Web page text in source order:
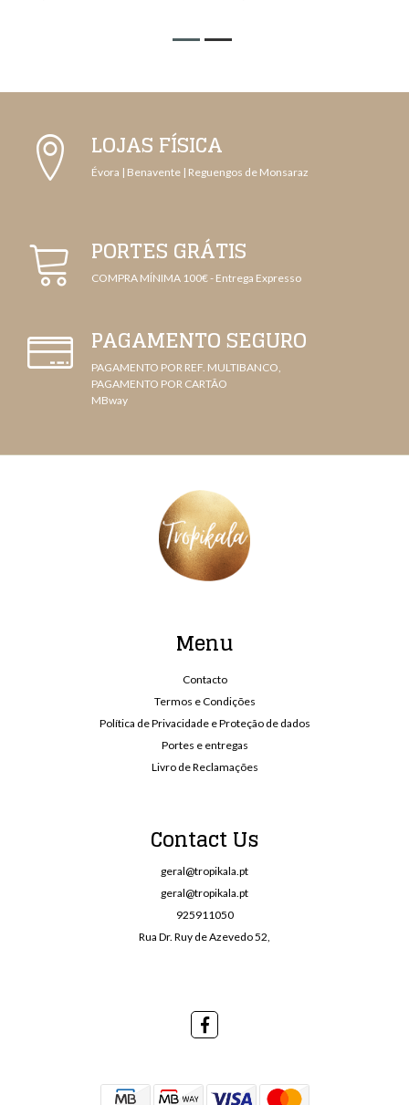
LOJAS FÍSICA
Évora | Benavente | Reguengos de Monsaraz
PORTES GRÁTIS
COMPRA MÍNIMA 100€ - Entrega Expresso
PAGAMENTO SEGURO
PAGAMENTO POR REF. MULTIBANCO,
PAGAMENTO POR CARTÃO
MBway
Menu
Contacto
Termos e Condições
Política de Privacidade e Proteção de dados
Portes e entregas
Livro de Reclamações
Contact Us
geral@tropikala.pt
geral@tropikala.pt
925911050
Rua Dr. Ruy de Azevedo 52,